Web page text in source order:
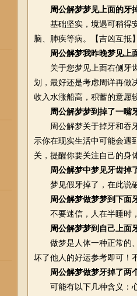
周公解梦梦见上面的牙
基础坚实，境遇可稍得安
脑、肺疾等病。【吉凶互抵】
周公解梦我昨晚梦见上
关于您梦见上面右侧牙齿
划，最好还是考虑周详再做
收入水涨船高，积蓄的意愿
周公解梦梦到掉了一嘴
周公解梦关于掉牙和吞牙
示你在现实生活中可能会遇
关，提醒你要关注自己的身
周公解梦中梦见牙齿掉
梦见假牙掉了，在此说破
周公解梦做梦梦到下面
不要迷信，人在半睡时，
周公解梦梦到自己上面
做梦是人体一种正常的、
坏了他人的好运参考即可！
周公解梦做梦牙掉了两
可能有以下几种含义：心